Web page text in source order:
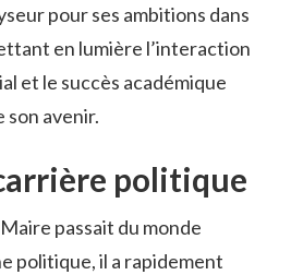
pour ses ambitions dans
en lumière l’interaction
et le succès académique
son avenir.
politique
passait du monde
politique, il a rapidement